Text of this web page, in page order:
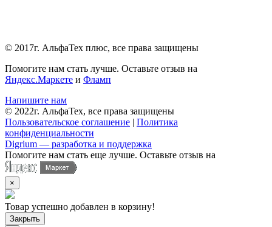
© 2017г. АльфаТех плюс, все права защищены
Помогите нам стать лучше. Оставьте отзыв на
Яндекс.Маркете и Фламп
Напишите нам
© 2022г. АльфаТех, все права защищены
Пользовательское соглашение | Политика
конфиденциальности
Digrium — разработка и поддержка
Помогите нам стать еще лучше. Оставьте отзыв на
×
Товар успешно добавлен в корзину!